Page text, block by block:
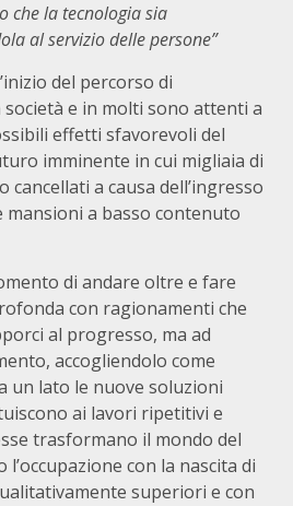
che la tecnologia sia
al servizio delle persone”
del percorso di
e in molti sono attenti a
effetti sfavorevoli del
imminente in cui migliaia di
a causa dell’ingresso
mansioni a basso contenuto
di andare oltre e fare
con ragionamenti che
al progresso, ma ad
accogliendolo come
un lato le nuove soluzioni
ai lavori ripetitivi e
trasformano il mondo del
con la nascita di
superiori e con